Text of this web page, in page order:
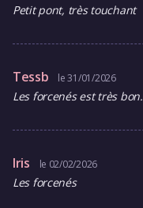
Petit pont, très touchant
Tessb le 31/01/2026
Les forcenés est très bon.
Iris le 02/02/2026
Les forcenés